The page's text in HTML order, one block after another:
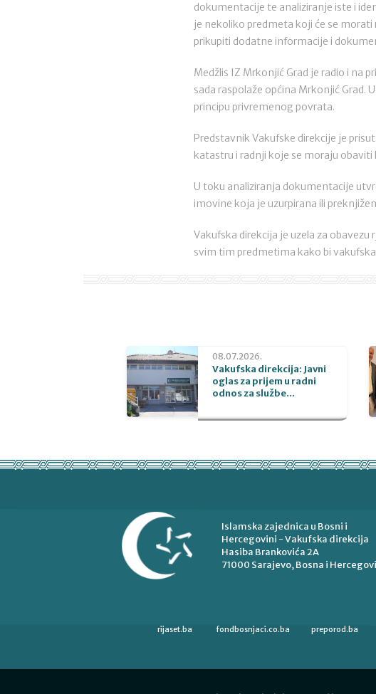
dokumentacije te analiziranje iste i
je nekoliko predmeta koji će se
prikupiti dodatne informacije i
Medžlis IZ Mrkonjić Grad je radio i na
sada raspolaže općina Mrkonjić
principu privremenog povrata.
Predstavnik Vakufske direkcije je
katastru i radnji koje se moraju obaviti
U toku analiziranja dokumentacije
imovine koja je uzurpirana ili
Vakufska direkcija je uzela za
svim tim predmetima kako bi
08.07.2026.
Vakufska direkcija: Javni
oglas za prijem u radni
odnos za službe...
Islamska zajednica u Bosni i
Hercegovini - Vakufska direkcija
Hasiba Brankovića 2A
71000 Sarajevo, Bosna i
rijaset.ba fondbosnjaci.co.ba preporod.ba